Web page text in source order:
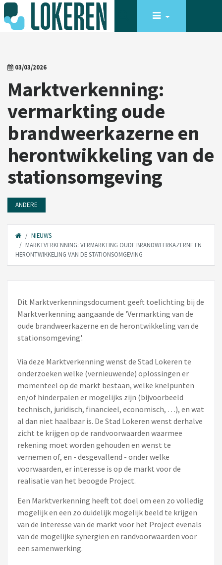
03/03/2026
Marktverkenning:
vermarkting oude
brandweerkazerne en
herontwikkeling van de
stationsomgeving
ANDERE
NIEUWS
MARKTVERKENNING: VERMARKTING OUDE BRANDWEERKAZERNE EN
HERONTWIKKELING VAN DE STATIONSOMGEVING
Dit Marktverkenningsdocument geeft toelichting bij de
Marktverkenning aangaande de 'Vermarkting van de
oude brandweerkazerne en de herontwikkeling van de
stationsomgeving'.
Via deze Marktverkenning wenst de Stad Lokeren te
onderzoeken welke (vernieuwende) oplossingen er
momenteel op de markt bestaan, welke knelpunten
en/of hinderpalen er mogelijks zijn (bijvoorbeeld
technisch, juridisch, financieel, economisch, …), en wat
al dan niet haalbaar is. De Stad Lokeren wenst derhalve
zicht te krijgen op de randvoorwaarden waarmee
rekening moet worden gehouden en wenst te
vernemen of, en - desgevallend - onder welke
voorwaarden, er interesse is op de markt voor de
realisatie van het beoogde Project.
Een Marktverkenning heeft tot doel om een zo volledig
mogelijk en een zo duidelijk mogelijk beeld te krijgen
van de interesse van de markt voor het Project evenals
van de mogelijke synergiën en randvoorwaarden voor
een samenwerking.